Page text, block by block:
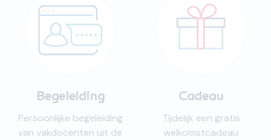
Begeleiding
Persoonlijke begeleiding
van vakdocenten uit de
Cadeau
Tijdelijk een gratis
welkomstcadeau